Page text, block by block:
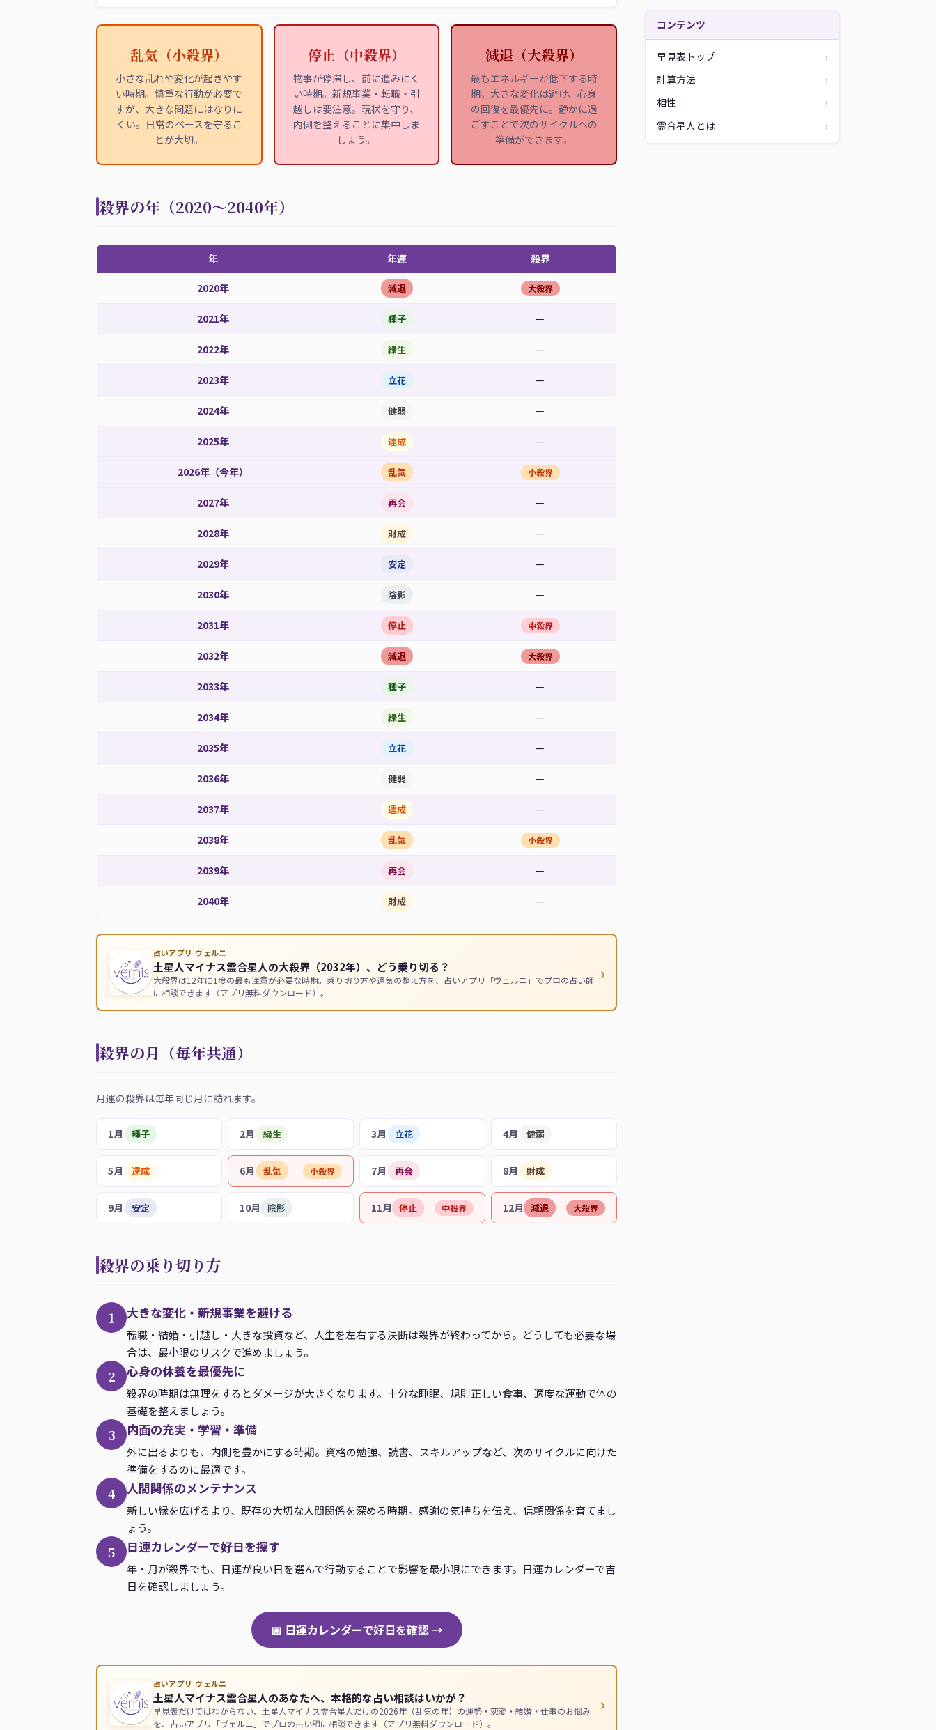
乱気（小殺界）
小さな乱れや変化が起きやす
い時期。慎重な行動が必要で
すが、大きな問題にはなりに
くい。日常のペースを守るこ
とが大切。
停止（中殺界）
物事が停滞し、前に進みにく
い時期。新規事業・転職・引
越しは要注意。現状を守り、
内側を整えることに集中しま
しょう。
減退（大殺界）
最もエネルギーが低下する時
期。大きな変化は避け、心身
の回復を最優先に。静かに過
ごすことで次のサイクルへの
準備ができます。
殺界の年（2020〜2040年）
年 年運 殺界
2020年 減退 大殺界
2021年 種子 —
2022年 緑生 —
2023年 立花 —
2024年 健弱 —
2025年 達成 —
2026年（今年） 乱気 小殺界
2027年 再会 —
2028年 財成 —
2029年 安定 —
2030年 陰影 —
2031年 停止 中殺界
2032年 減退 大殺界
2033年 種子 —
2034年 緑生 —
2035年 立花 —
2036年 健弱 —
2037年 達成 —
2038年 乱気 小殺界
2039年 再会 —
2040年 財成 —
占いアプリ ヴェルニ
土星人マイナス霊合星人の大殺界（2032年）、どう乗り切る？
大殺界は12年に1度の最も注意が必要な時期。乗り切り方や運気の整え方を、占いアプリ「ヴェルニ」でプロの占い師
に相談できます（アプリ無料ダウンロード）。
›
殺界の月（毎年共通）
月運の殺界は毎年同じ月に訪れます。
1月 種子 2月 緑生 3月 立花 4月 健弱
5月 達成 6月 乱気 小殺界 7月 再会 8月 財成
9月 安定 10月 陰影 11月 停止 中殺界 12月 減退 大殺界
殺界の乗り切り方
1 大きな変化・新規事業を避ける
転職・結婚・引越し・大きな投資など、人生を左右する決断は殺界が終わってから。どうしても必要な場
合は、最小限のリスクで進めましょう。
2 心身の休養を最優先に
殺界の時期は無理をするとダメージが大きくなります。十分な睡眠、規則正しい食事、適度な運動で体の
基礎を整えましょう。
3 内面の充実・学習・準備
外に出るよりも、内側を豊かにする時期。資格の勉強、読書、スキルアップなど、次のサイクルに向けた
準備をするのに最適です。
4 人間関係のメンテナンス
新しい縁を広げるより、既存の大切な人間関係を深める時期。感謝の気持ちを伝え、信頼関係を育てまし
ょう。
5 日運カレンダーで好日を探す
年・月が殺界でも、日運が良い日を選んで行動することで影響を最小限にできます。日運カレンダーで吉
日を確認しましょう。
📅 日運カレンダーで好日を確認 →
占いアプリ ヴェルニ
土星人マイナス霊合星人のあなたへ、本格的な占い相談はいかが？
早見表だけではわからない、土星人マイナス霊合星人だけの2026年（乱気の年）の運勢・恋愛・結婚・仕事のお悩み
を、占いアプリ「ヴェルニ」でプロの占い師に相談できます（アプリ無料ダウンロード）。
›
コンテンツ
早見表トップ ›
計算方法 ›
相性 ›
霊合星人とは ›